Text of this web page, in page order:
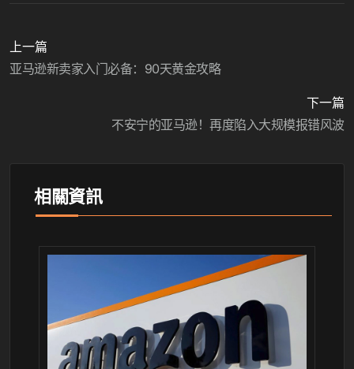
上一篇
亚马逊新卖家入门必备：90天黄金攻略
下一篇
不安宁的亚马逊！再度陷入大规模报错风波
相關資訊